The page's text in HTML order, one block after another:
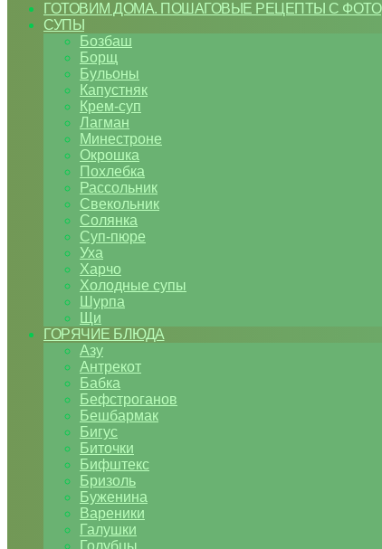
ГОТОВИМ ДОМА. ПОШАГОВЫЕ РЕЦЕПТЫ С ФОТО
СУПЫ
Бозбаш
Борщ
Бульоны
Капустняк
Крем-суп
Лагман
Минестроне
Окрошка
Похлебка
Рассольник
Свекольник
Солянка
Суп-пюре
Уха
Харчо
Холодные супы
Шурпа
Щи
ГОРЯЧИЕ БЛЮДА
Азу
Антрекот
Бабка
Бефстроганов
Бешбармак
Бигус
Биточки
Бифштекс
Бризоль
Буженина
Вареники
Галушки
Голубцы